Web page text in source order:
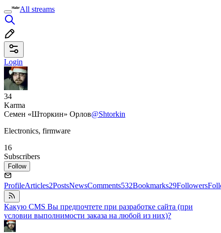
All streams
Login
34
Karma
Семен «Шторкин» Орлов@Shtorkin
Electronics, firmware
16
Subscribers
Follow
ProfileArticles2PostsNewsComments532Bookmarks29Followers
Какую CMS Вы предпочтете при разработке сайта (при
условии выполнимости заказа на любой из них)?